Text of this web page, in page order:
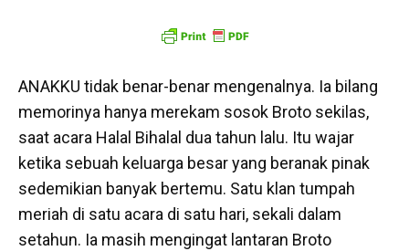
ANAKKU tidak benar-benar mengenalnya. Ia bilang
memorinya hanya merekam sosok Broto sekilas,
saat acara Halal Bihalal dua tahun lalu. Itu wajar
ketika sebuah keluarga besar yang beranak pinak
sedemikian banyak bertemu. Satu klan tumpah
meriah di satu acara di satu hari, sekali dalam
setahun. Ia masih mengingat lantaran Broto